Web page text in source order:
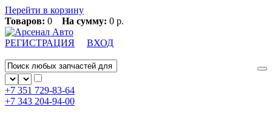
Перейти в корзину
Товаров: 0 На сумму: 0 р.
РЕГИСТРАЦИЯ ВХОД
+7 351 729-83-64
+7 343 204-94-00